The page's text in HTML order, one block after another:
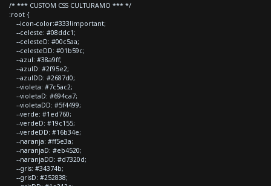
/* *** CUSTOM CSS CULTURAMO *** */
:root {
--icon-color:#333!important;
--celeste: #08ddc1;
--celesteD: #00c5aa;
--celesteDD: #01b59c;
--azul: #38a9ff;
--azulD: #2f95e2;
--azulDD: #2687d0;
--violeta: #7c5ac2;
--violetaD: #694ca7;
--violetaDD: #5f4499;
--verde: #1ed760;
--verdeD: #19c155;
--verdeDD: #16b34e;
--naranja: #ff5e3a;
--naranjaD: #eb4520;
--naranjaDD: #d7320d;
--gris: #34374b;
--grisD: #252838;